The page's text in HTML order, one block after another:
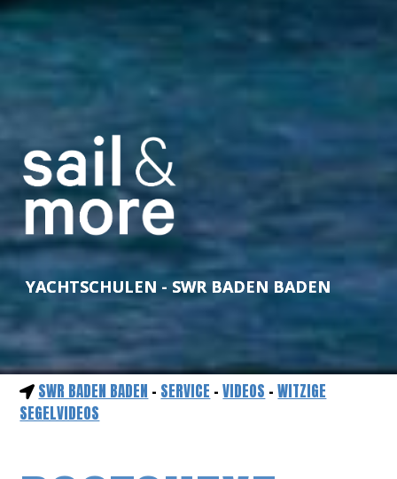
YACHTSCHULEN - SWR BADEN BADEN
SWR BADEN BADEN - SERVICE -VIDEOS -WITZIGE
SEGELVIDEOS